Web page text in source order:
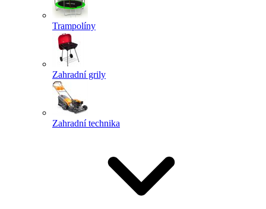
Trampolíny
Zahradní grily
Zahradní technika